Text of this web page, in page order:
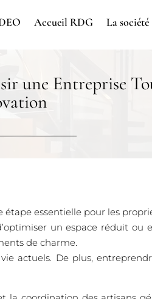
Accueil RDG La société
une Entreprise
essentielle pour les
un espace réduit ou
de charme.
actuels. De plus,